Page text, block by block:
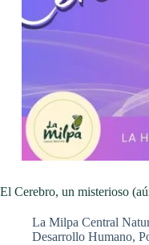
El Cerebro, un misterioso
La Milpa Central
Desarrollo Humano,